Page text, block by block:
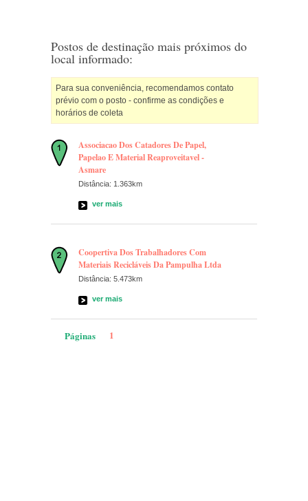
Postos de destinação mais próximos do
local informado:
Para sua conveniência, recomendamos contato
prévio com o posto - confirme as condições e
horários de coleta
Associacao Dos Catadores De Papel,
Papelao E Material Reaproveitavel -
Asmare
Distância: 1.363km
ver mais
Coopertiva Dos Trabalhadores Com
Materiais Recicláveis Da Pampulha Ltda
Distância: 5.473km
ver mais
Páginas 1